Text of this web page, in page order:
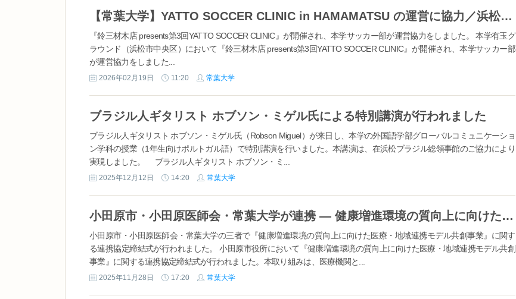
【常葉大学】YATTO SOCCER CLINIC in HAMAMATSU の運営に協力／浜松キャンパスサッカー部
『鈴三材木店 presents第3回YATTO SOCCER CLINIC』が開催され、本学サッカー部が運営協力をしました。 本学有玉グ
ラウンド（浜松市中央区）において『鈴三材木店 presents第3回YATTO SOCCER CLINIC』が開催され、本学サッカー部
が運営協力をしました...
2026年02月19日 11:20 常葉大学
ブラジル人ギタリスト ホブソン・ミゲル氏による特別講演が行われました
ブラジル人ギタリスト ホブソン・ミゲル氏（Robson Miguel）が来日し、本学の外国語学部グローバルコミュニケーショ
ン学科の授業（1年生向けポルトガル語）で特別講演を行いました。本講演は、在浜松ブラジル総領事館のご協力により
実現しました。 ブラジル人ギタリスト ホブソン・ミ...
2025年12月12日 14:20 常葉大学
小田原市・小田原医師会・常葉大学が連携 ― 健康増進環境の質向上に向けた連携協定を締結 ―
小田原市・小田原医師会・常葉大学の三者で『健康増進環境の質向上に向けた医療・地域連携モデル共創事業』に関す
る連携協定締結式が行われました。 小田原市役所において『健康増進環境の質向上に向けた医療・地域連携モデル共創
事業』に関する連携協定締結式が行われました。本取り組みは、医療機関と...
2025年11月28日 17:20 常葉大学